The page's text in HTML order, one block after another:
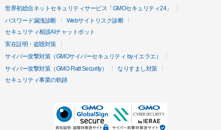
世界初総合ネットセキュリティサービス「GMOセキュリティ24」
パスワード漏洩診断
Webサイトリスク診断
セキュリティ相談AIチャットボット
実在証明・盗聴対策
サイバー攻撃対策（GMOサイバーセキュリティ byイエラエ）
サイバー攻撃対策（GMO Flatt Security）
なりすまし対策
セキュリティ事業の軌跡